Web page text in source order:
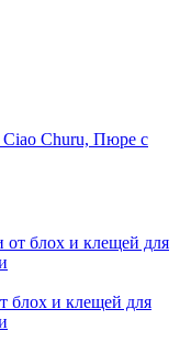
Ciao Churu, Пюре с
блох и клещей для